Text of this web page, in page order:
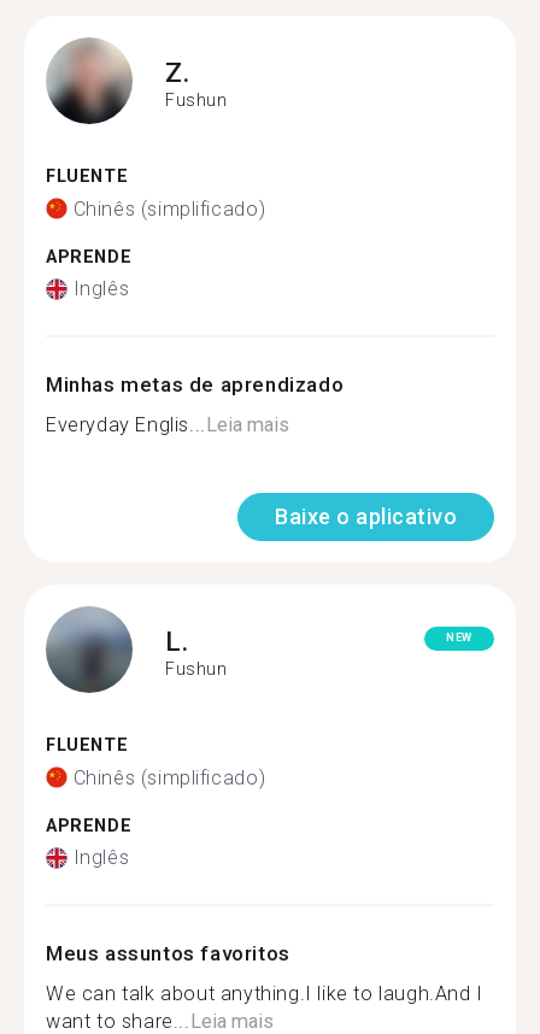
Z.
Fushun
FLUENTE
Chinês (simplificado)
APRENDE
Inglês
Minhas metas de aprendizado
Everyday Englis...Leia mais
Baixe o aplicativo
L.
Fushun
NEW
FLUENTE
Chinês (simplificado)
APRENDE
Inglês
Meus assuntos favoritos
We can talk about anything.I like to laugh.And I
want to share...Leia mais